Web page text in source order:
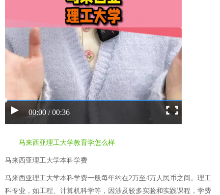
00:00 / 00:36
马来西亚理工大学教育学怎么样
马来西亚理工大学本科学费
马来西亚理工大学本科学费一般每年约在2万至4万人民币之间。理工
科专业，如工程、计算机科学等，因涉及较多实验和实践课程，学费